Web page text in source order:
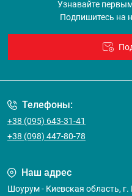
Узнавайте
Подпишитесь на
Телефоны:
+38 (095) 643-31-41
+38 (098) 447-80-78
Наш адрес
Шоурум - Киевская область,